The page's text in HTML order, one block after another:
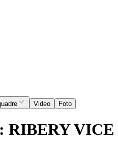
Video Foto
RIBERY